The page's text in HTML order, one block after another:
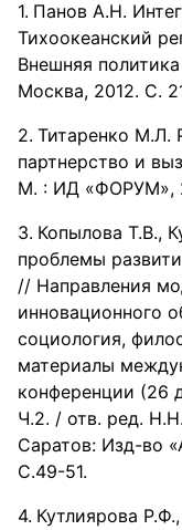
Панов А.Н.
Тихоокеанский
Внешняя
Москва, 2012. С.
Титаренко М.Л.
партнерство и
М. : ИД «ФОРУМ»,
Копылова Т.В.,
проблемы
// Направления
инновационного
социология,
материалы
конференции (26
Ч.2. / отв. ред.
Саратов: Изд-во
С.49-51.
Кутлиярова